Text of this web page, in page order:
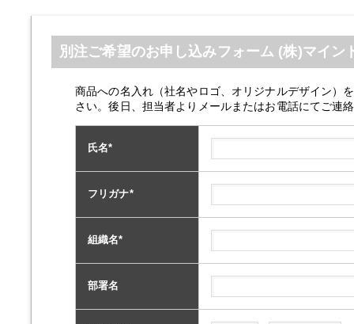
別注ご希望のお申し込みフォーム (株)マイン
商品への名入れ（社名やロゴ、オリジナルデザイン）
さい。後日、担当者よりメールまたはお電話にてご連
氏名*
フリガナ*
組織名*
部署名